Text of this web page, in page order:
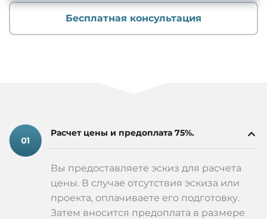
Бесплатная консультация
Расчет цены и предоплата 75%.
Вы предоставляете эскиз для расчета
цены. В случае отсутствия эскиза или
проекта, оплачиваете его подготовку.
Затем вносится предоплата в размере